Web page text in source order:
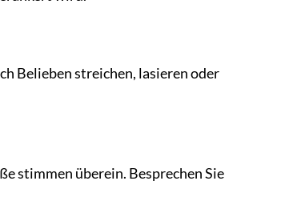
Belieben streichen, lasieren oder
stimmen überein. Besprechen Sie